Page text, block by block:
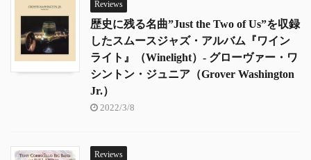
Reviews
歴史に残る名曲”Just the Two of Us”を収録
したスムースジャズ・アルバム『ワイン
ライト』（Winelight）- グローヴァー・ワ
シントン・ジュニア（Grover Washington
Jr.）
2022/3/8
Reviews